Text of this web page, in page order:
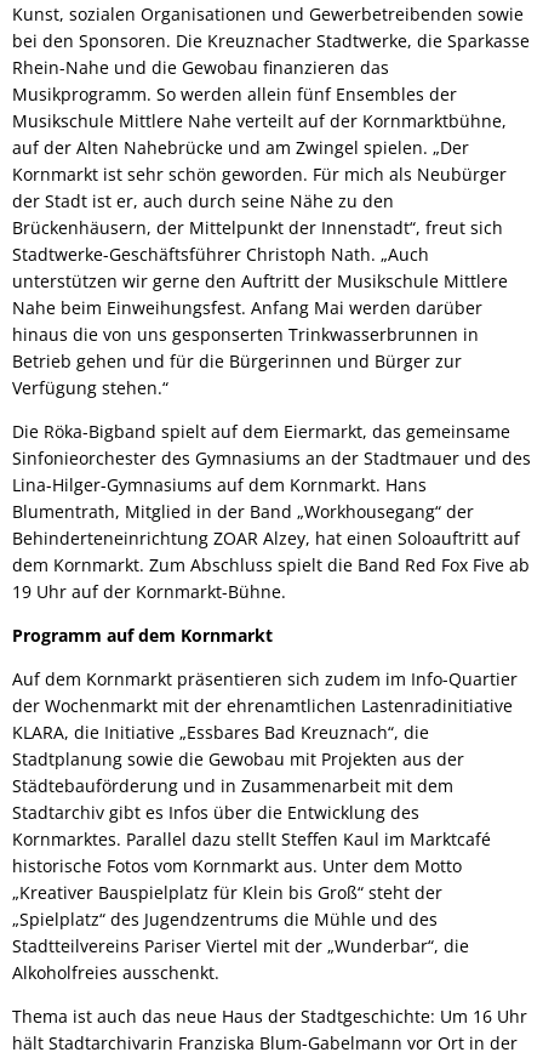
Kunst, sozialen Organisationen und Gewerbetreibenden sowie
bei den Sponsoren. Die Kreuznacher Stadtwerke, die Sparkasse
Rhein-Nahe und die Gewobau finanzieren das
Musikprogramm. So werden allein fünf Ensembles der
Musikschule Mittlere Nahe verteilt auf der Kornmarktbühne,
auf der Alten Nahebrücke und am Zwingel spielen. „Der
Kornmarkt ist sehr schön geworden. Für mich als Neubürger
der Stadt ist er, auch durch seine Nähe zu den
Brückenhäusern, der Mittelpunkt der Innenstadt“, freut sich
Stadtwerke-Geschäftsführer Christoph Nath. „Auch
unterstützen wir gerne den Auftritt der Musikschule Mittlere
Nahe beim Einweihungsfest. Anfang Mai werden darüber
hinaus die von uns gesponserten Trinkwasserbrunnen in
Betrieb gehen und für die Bürgerinnen und Bürger zur
Verfügung stehen.“
Die Röka-Bigband spielt auf dem Eiermarkt, das gemeinsame
Sinfonieorchester des Gymnasiums an der Stadtmauer und des
Lina-Hilger-Gymnasiums auf dem Kornmarkt. Hans
Blumentrath, Mitglied in der Band „Workhousegang“ der
Behinderteneinrichtung ZOAR Alzey, hat einen Soloauftritt auf
dem Kornmarkt. Zum Abschluss spielt die Band Red Fox Five ab
19 Uhr auf der Kornmarkt-Bühne.
Programm auf dem Kornmarkt
Auf dem Kornmarkt präsentieren sich zudem im Info-Quartier
der Wochenmarkt mit der ehrenamtlichen Lastenradinitiative
KLARA, die Initiative „Essbares Bad Kreuznach“, die
Stadtplanung sowie die Gewobau mit Projekten aus der
Städtebauförderung und in Zusammenarbeit mit dem
Stadtarchiv gibt es Infos über die Entwicklung des
Kornmarktes. Parallel dazu stellt Steffen Kaul im Marktcafé
historische Fotos vom Kornmarkt aus. Unter dem Motto
„Kreativer Bauspielplatz für Klein bis Groß“ steht der
„Spielplatz“ des Jugendzentrums die Mühle und des
Stadtteilvereins Pariser Viertel mit der „Wunderbar“, die
Alkoholfreies ausschenkt.
Thema ist auch das neue Haus der Stadtgeschichte: Um 16 Uhr
hält Stadtarchivarin Franziska Blum-Gabelmann vor Ort in der